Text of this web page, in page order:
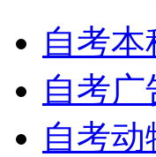
自考
自考广
自考